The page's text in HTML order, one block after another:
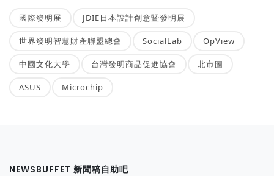
國際發明展 JDIE日本設計創意暨發明展
世界發明智慧財產聯盟總會 SocialLab OpView
中國文化大學 台灣發明商品促進協會 北市圖
ASUS Microchip
NEWSBUFFET 新聞稿自助吧